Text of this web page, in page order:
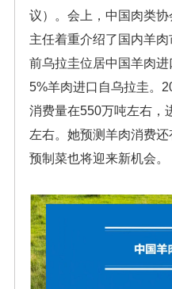
议）。会上，中国肉类
主任着重介绍了国内羊
前乌拉圭位居中国羊肉
5%羊肉进口自乌拉圭。
消费量在550万吨左右，
左右。她预测羊肉消费
预制菜也将迎来新机会。